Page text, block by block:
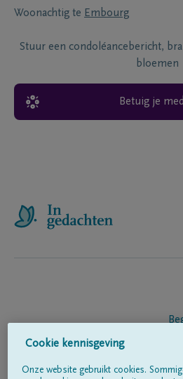
Woonachtig te Embourg
Stuur een condoléancebericht,
bloemen
Betuig je
Cookie kennisgeving
Onze website gebruikt cookies.